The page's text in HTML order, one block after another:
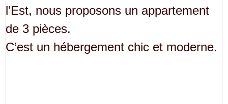
l’Est, nous proposons un appartement
de 3 pièces.
C’est un hébergement chic et moderne.